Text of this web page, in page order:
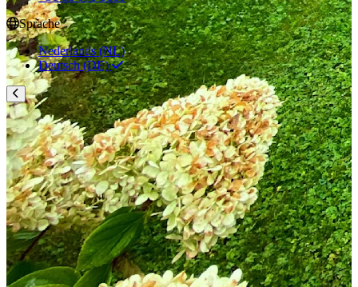
Sprache
Nederlands (NL)
Deutsch (DE)